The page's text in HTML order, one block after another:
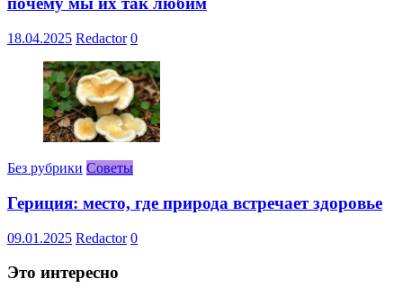
18.04.2025 Redactor 0
Без рубрики Советы
Гериция: место, где природа встречает здоровье
09.01.2025 Redactor 0
Это интересно